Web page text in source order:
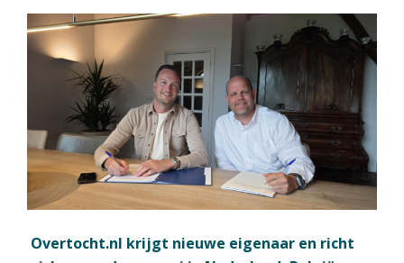
Overtocht.nl krijgt nieuwe eigenaar en richt